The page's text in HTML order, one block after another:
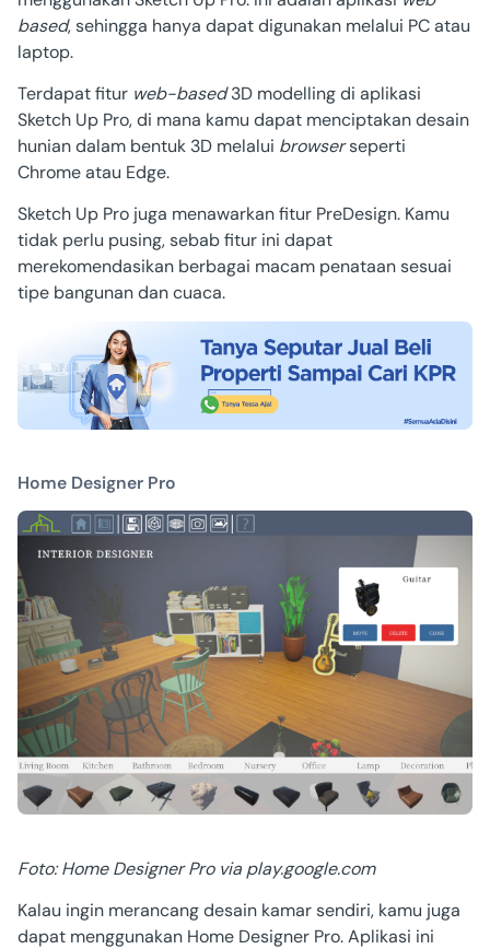
based, sehingga hanya dapat digunakan melalui PC atau
laptop.
Terdapat fitur web-based3D modelling di aplikasi
Sketch Up Pro, di mana kamu dapat menciptakan desain
hunian dalam bentuk 3D melalui browserseperti
Chrome atau Edge.
Sketch Up Pro juga menawarkan fitur PreDesign. Kamu
tidak perlu pusing, sebab fitur ini dapat
merekomendasikan berbagai macam penataan sesuai
tipe bangunan dan cuaca.
Home Designer Pro
Foto: Home Designer Pro via play.google.com
Kalau ingin merancangdesain kamar sendiri, kamu juga
dapat menggunakan Home Designer Pro. Aplikasi ini